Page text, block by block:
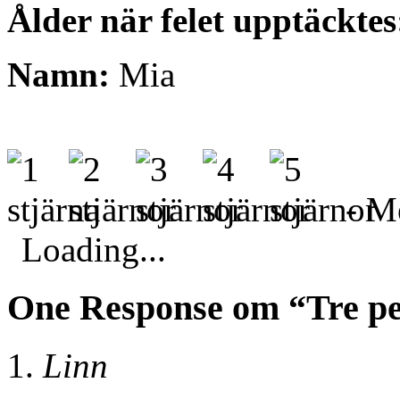
Ålder när felet
Namn: Mia
-
Loading...
One Response om “Tre
Linn